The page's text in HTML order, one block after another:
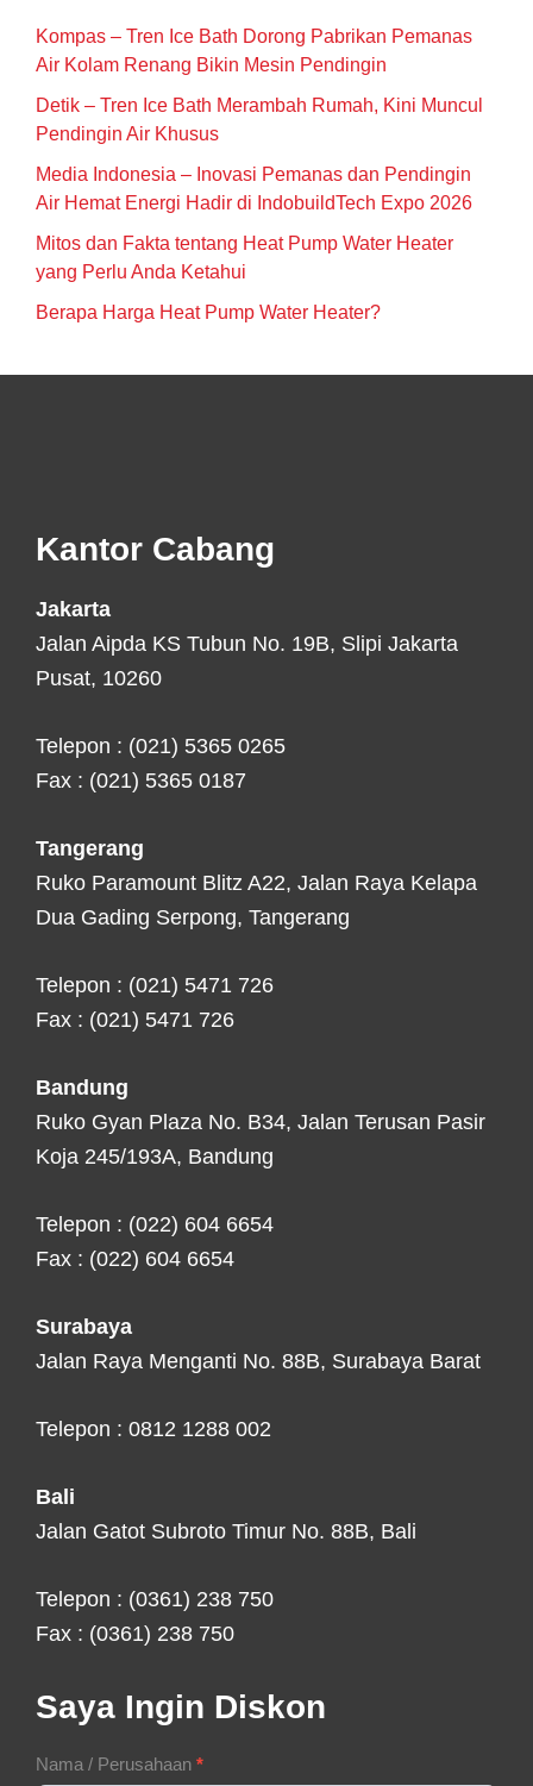
Kompas – Tren Ice Bath Dorong Pabrikan Pemanas
Air Kolam Renang Bikin Mesin Pendingin
Detik – Tren Ice Bath Merambah Rumah, Kini Muncul
Pendingin Air Khusus
Media Indonesia – Inovasi Pemanas dan Pendingin
Air Hemat Energi Hadir di IndobuildTech Expo 2026
Mitos dan Fakta tentang Heat Pump Water Heater
yang Perlu Anda Ketahui
Berapa Harga Heat Pump Water Heater?
Kantor Cabang
Jakarta
Jalan Aipda KS Tubun No. 19B, Slipi Jakarta
Pusat, 10260
Telepon : (021) 5365 0265
Fax : (021) 5365 0187
Tangerang
Ruko Paramount Blitz A22, Jalan Raya Kelapa
Dua Gading Serpong, Tangerang
Telepon : (021) 5471 726
Fax : (021) 5471 726
Bandung
Ruko Gyan Plaza No. B34, Jalan Terusan Pasir
Koja 245/193A, Bandung
Telepon : (022) 604 6654
Fax : (022) 604 6654
Surabaya
Jalan Raya Menganti No. 88B, Surabaya Barat
Telepon : 0812 1288 002
Bali
Jalan Gatot Subroto Timur No. 88B, Bali
Telepon : (0361) 238 750
Fax : (0361) 238 750
Saya Ingin Diskon
Contact
Nama / Perusahaan *